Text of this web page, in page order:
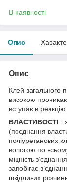
В наявності
Опис
Опис
Клей загального
високою
вступає в
ВЛАСТИВОСТІ :
(поєднання
поліуретанових
вологою по
міцність
запобігає
шкідливих